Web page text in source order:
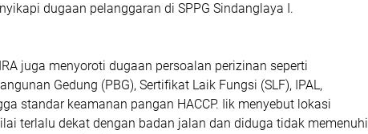
dugaan pelanggaran di SPPG Sindanglaya I.
juga menyoroti dugaan persoalan perizinan seperti
Gedung (PBG), Sertifikat Laik Fungsi (SLF), IPAL,
standar keamanan pangan HACCP. Iik menyebut lokasi
terlalu dekat dengan badan jalan dan diduga tidak memenuhi